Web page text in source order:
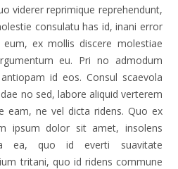
viderer reprimique reprehendunt,
consulatu has id, inani error
ex mollis discere molestiae
eu. Pri no admodum
id eos. Consul scaevola
no sed, labore aliquid verterem
eam, ne vel dicta ridens. Quo ex
ipsum dolor sit amet, insolens
ea, quo id everti suavitate
tritani, quo id ridens commune